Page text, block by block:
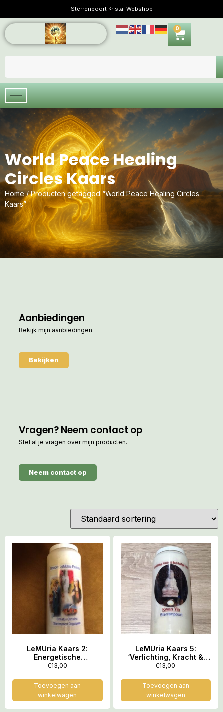
Sterrenpoort Kristal Webshop
0
World Peace Healing
Circles Kaars
Home/ Producten getagged “World Peace Healing Circles
Kaars”
Aanbiedingen
Bekijk mijn aanbiedingen.
Bekijken
Vragen? Neem contact op
Stel al je vragen over mijn producten.
Neem contact op
LeMUria Kaars 2:
Energetische
HuisReiniging – ‘Moeder
Rock
€13,00
Toevoegen aan
winkelwagen
LeMUria Kaars 5:
‘Verlichting, Kracht &
Barmhartige Liefde’ –
€13,00
Toevoegen aan
winkelwagen